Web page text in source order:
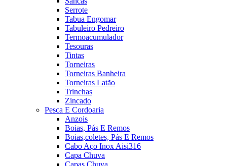
Serrote
Tabua Engomar
Tabuleiro Pedreiro
Termoacumulador
Tesouras
Tintas
Torneiras
Torneiras Banheira
Torneiras Latão
Trinchas
Zincado
Pesca E Cordoaria
Anzois
Boias, Pás E Remos
Boias,coletes, Pás E Remos
Cabo Aço Inox Aisi316
Capa Chuva
Capas Chuva